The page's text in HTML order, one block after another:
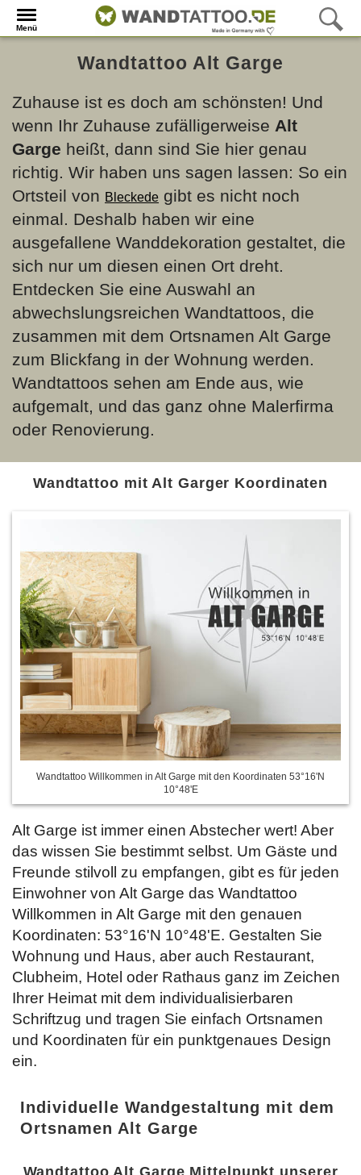
Menü
Wandtattoo Alt Garge
Zuhause ist es doch am schönsten! Und
wenn Ihr Zuhause zufälligerweise Alt
Garge heißt, dann sind Sie hier genau
richtig. Wir haben uns sagen lassen: So ein
Ortsteil von Bleckede gibt es nicht noch
einmal. Deshalb haben wir eine
ausgefallene Wanddekoration gestaltet, die
sich nur um diesen einen Ort dreht.
Entdecken Sie eine Auswahl an
abwechslungsreichen Wandtattoos, die
zusammen mit dem Ortsnamen Alt Garge
zum Blickfang in der Wohnung werden.
Wandtattoos sehen am Ende aus, wie
aufgemalt, und das ganz ohne Malerfirma
oder Renovierung.
Wandtattoo mit Alt Garger Koordinaten
Wandtattoo Willkommen in Alt Garge mit den Koordinaten 53°16'N
10°48'E
Alt Garge ist immer einen Abstecher wert! Aber
das wissen Sie bestimmt selbst. Um Gäste und
Freunde stilvoll zu empfangen, gibt es für jeden
Einwohner von Alt Garge das Wandtattoo
Willkommen in Alt Garge mit den genauen
Koordinaten: 53°16'N 10°48'E. Gestalten Sie
Wohnung und Haus, aber auch Restaurant,
Clubheim, Hotel oder Rathaus ganz im Zeichen
Ihrer Heimat mit dem individualisierbaren
Schriftzug und tragen Sie einfach Ortsnamen
und Koordinaten für ein punktgenaues Design
ein.
Individuelle Wandgestaltung mit dem
Ortsnamen Alt Garge
Wandtattoo Alt Garge Mittelpunkt unserer